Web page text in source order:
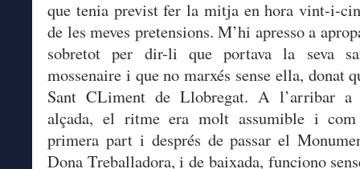
que tenia previst fer la mitja en hora vint-i-
de les meves pretensions. M’hi apresso a
sobretot per dir-li que portava la seva
mossenaire i que no marxés sense ella, donat
Sant CLiment de Llobregat. A l’arribar a
alçada, el ritme era molt assumible i
primera part i després de passar el
Dona Treballadora, i de baixada, funciono